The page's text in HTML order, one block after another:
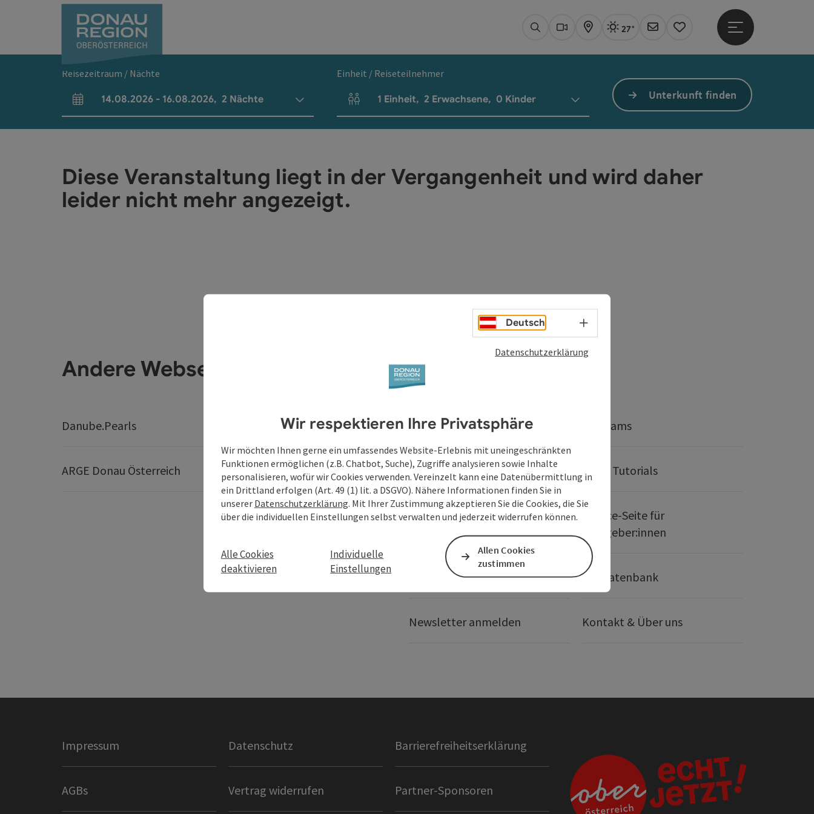
SuchenWebcams
KarteAktuelles Wetter Linz, sonnig
27°
Newsletter
Merkzettel
Hauptmenü öffnen
Reisezeitraum / Nächte
An- und Abreisefelder
14.08.2026 - 16.08.2026, 2 Nächte
Einheit / Reiseteilnehmer
Einheitenanzahl und Personenfelder
1 Einheit, 2 Erwachsene, 0 Kinder Unterkunft finden
Diese Veranstaltung liegt in der Vergangenheit und wird daher
leider nicht mehr angezeigt.
Andere Webseiten
Danube.Pearls Best Trails of Austria
ARGE Donau Österreich
Services
Donau-Shop Webcams
Donau App Video Tutorials
Servicebereich Reedereien
Service-Seite für
Gastgeber:innen
Presseservice Bilddatenbank
Newsletter anmelden Kontakt & Über uns
Impressum Datenschutz Barrierefreiheitserklärung
AGBs Vertrag widerrufen Partner-Sponsoren
Deutsch Sprachwahl - Menü öffnen
Datenschutzerklärung
Wir respektieren Ihre Privatsphäre
Wir möchten Ihnen gerne ein umfassendes Website-Erlebnis mit uneingeschränkten
Funktionen ermöglichen (z.B. Chatbot, Suche), Zugriffe analysieren sowie Inhalte
personalisieren, wofür wir Cookies verwenden. Vereinzelt kann eine Datenübermittlung in
ein Drittland erfolgen (Art. 49 (1) lit. a DSGVO). Nähere Informationen finden Sie in
unserer Datenschutzerklärung. Mit Ihrer Zustimmung akzeptieren Sie die Cookies, die Sie
über die individuellen Einstellungen selbst verwalten und jederzeit widerrufen können.
Alle Cookies
deaktivieren
Individuelle
Einstellungen
Allen Cookies
zustimmen